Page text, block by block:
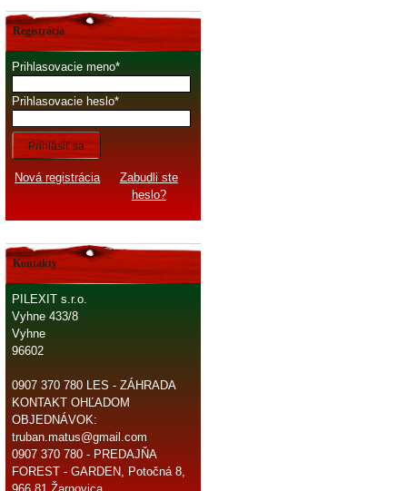
Registrácia
Prihlasovacie meno
Prihlasovacie heslo
Prihlásiť sa
Nová registrácia
Zabudli ste
heslo?
Kontakty
PILEXIT s.r.o.
Vyhne 433/8
Vyhne
96602
0907 370 780 LES - ZÁHRADA
KONTAKT OHĽADOM
OBJEDNÁVOK:
truban.matus@gmail.com
0907 370 780 - PREDAJŇA
FOREST - GARDEN, Potočná 8,